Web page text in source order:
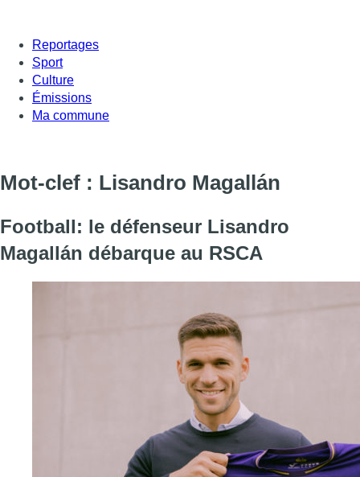
Reportages
Sport
Culture
Émissions
Ma commune
Mot-clef : Lisandro Magallán
Football: le défenseur Lisandro
Magallán débarque au RSCA